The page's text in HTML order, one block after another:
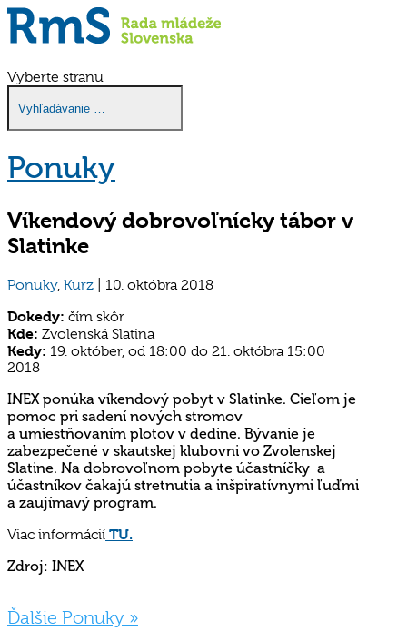
Vyberte stranu
Ponuky
Víkendový dobrovoľnícky tábor v
Slatinke
Ponuky, Kurz 10. októbra 2018
Dokedy: čím skôr
Kde: Zvolenská Slatina
Kedy: 19. október, od 18:00 do 21. októbra 15:00
2018
INEX ponúka víkendový pobyt v Slatinke. Cieľom je
pomoc pri sadení nových stromov
a umiestňovaním plotov v dedine. Bývanie je
zabezpečené v skautskej klubovni vo Zvolenskej
Slatine. Na dobrovoľnom pobyte účastníčky a
účastníkov čakajú stretnutia a inšpiratívnymi ľuďmi
a zaujímavý program.
Viac informácií TU.
Zdroj: INEX
Ďalšie Ponuky »